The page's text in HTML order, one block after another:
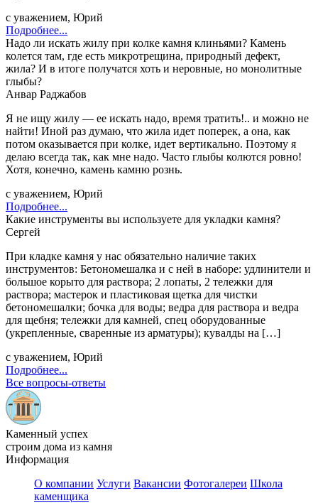
с уважением, Юрий
Подробнее...
Надо ли искать жилу при колке камня клиньями? Камень
колется там, где есть микротрещина, природный дефект,
жила? И в итоге получатся хоть и неровные, но монолитные
глыбы?
Анвар Раджабов
Я не ищу жилу — ее искать надо, время тратить!.. и можно не
найти! Иной раз думаю, что жила идет поперек, а она, как
потом оказывается при колке, идет вертикально. Поэтому я
делаю всегда так, как мне надо. Часто глыбы колются ровно!
Хотя, конечно, камень камню рознь.
с уважением, Юрий
Подробнее...
Какие инструменты вы используете для укладки камня?
Сергей
При кладке камня у нас обязательно наличие таких
инструментов: Бетономешалка и с ней в наборе: удлинители и
большое корыто для раствора; 2 лопаты, 2 тележки для
раствора; мастерок и пластиковая щетка для чистки
бетономешалки; бочка для воды; ведра для раствора и ведра
для щебня; тележки для камней, спец оборудованные
(укрепленные, сваренные из арматуры); кувалды на […]
с уважением, Юрий
Подробнее...
Все вопросы-ответы
Каменный успех
строим дома из камня
Информация
О компании Услуги Вакансии Фотогалереи Школа
каменщика